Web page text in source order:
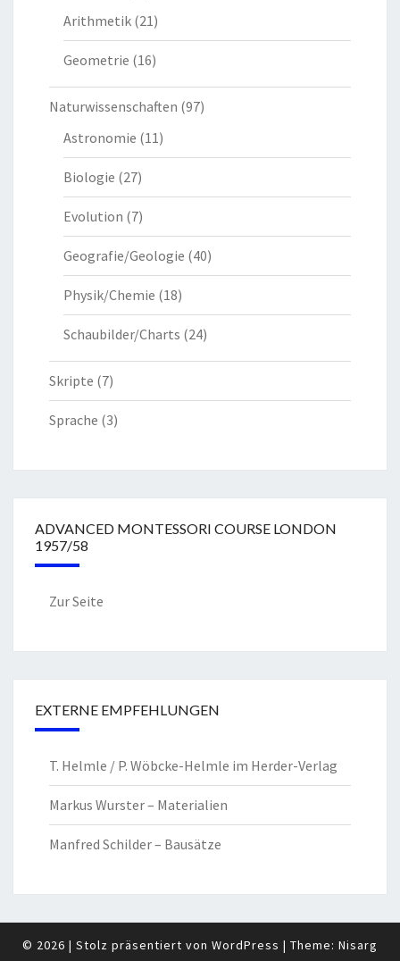
Arithmetik (21)
Geometrie (16)
Naturwissenschaften (97)
Astronomie (11)
Biologie (27)
Evolution (7)
Geografie/Geologie (40)
Physik/Chemie (18)
Schaubilder/Charts (24)
Skripte (7)
Sprache (3)
ADVANCED MONTESSORI COURSE LONDON
1957/58
Zur Seite
EXTERNE EMPFEHLUNGEN
T. Helmle / P. Wöbcke-Helmle im Herder-Verlag
Markus Wurster – Materialien
Manfred Schilder – Bausätze
© 2026 | Stolz präsentiert von WordPress | Theme: Nisarg